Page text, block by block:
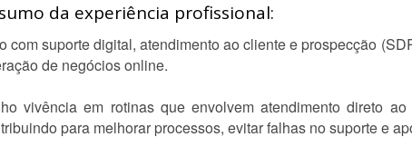
da experiência profissional:
com suporte digital, atendimento ao cliente e prospecção
de negócios online.
vivência em rotinas que envolvem atendimento direto
para melhorar processos, evitar falhas no suporte e